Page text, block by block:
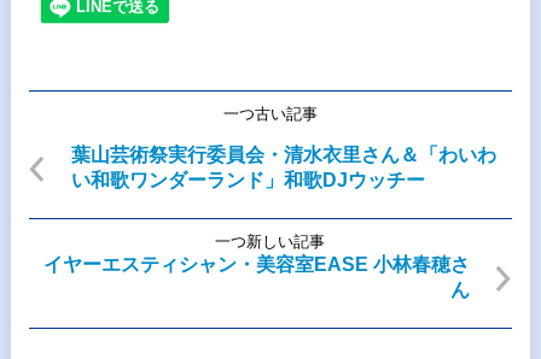
一つ古い記事
葉山芸術祭実行委員会・清水衣里さん＆「わいわ
い和歌ワンダーランド」和歌DJウッチー
一つ新しい記事
イヤーエスティシャン・美容室EASE 小林春穂さ
ん